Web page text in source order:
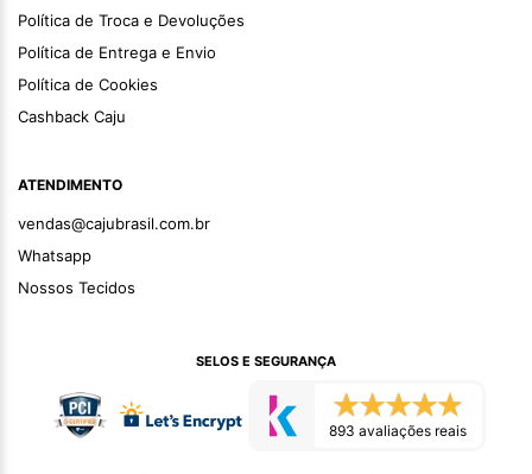
Política de Troca e Devoluções
Política de Entrega e Envio
Política de Cookies
Cashback Caju
ATENDIMENTO
vendas@cajubrasil.com.br
Whatsapp
Nossos Tecidos
SELOS E SEGURANÇA
893 avaliações reais